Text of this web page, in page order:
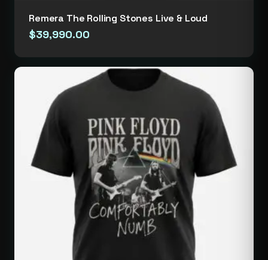
Remera The Rolling Stones Live & Loud
$39,990.00